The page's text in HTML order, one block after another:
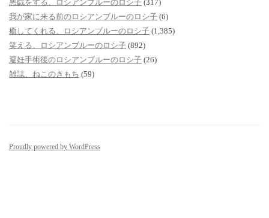
悪戯をする、ロシアンブルーのロシ子 (317)
我が家に来る前のロシアンブルーのロシ子 (6)
癒してくれる、ロシアンブルーのロシ子 (1,385)
笑える、ロシアンブルーのロシ子 (892)
避妊手術後のロシアンブルーのロシ子 (26)
雑誌、ねこのきもち (59)
Proudly powered by WordPress